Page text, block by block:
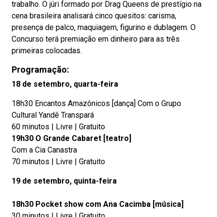
trabalho. O júri formado por Drag Queens de prestígio na
cena brasileira analisará cinco quesitos: carisma,
presença de palco, maquiagem, figurino e dublagem. O
Concurso terá premiação em dinheiro para as três
primeiras colocadas.
Programação:
18 de setembro, quarta-feira
18h30 Encantos Amazônicos [dança] Com o Grupo
Cultural Yandê Transpará
60 minutos | Livre | Gratuito
19h30 O Grande Cabaret [teatro]
Com a Cia Canastra
70 minutos | Livre | Gratuito
19 de setembro, quinta-feira
18h30 Pocket show com Ana Cacimba [música]